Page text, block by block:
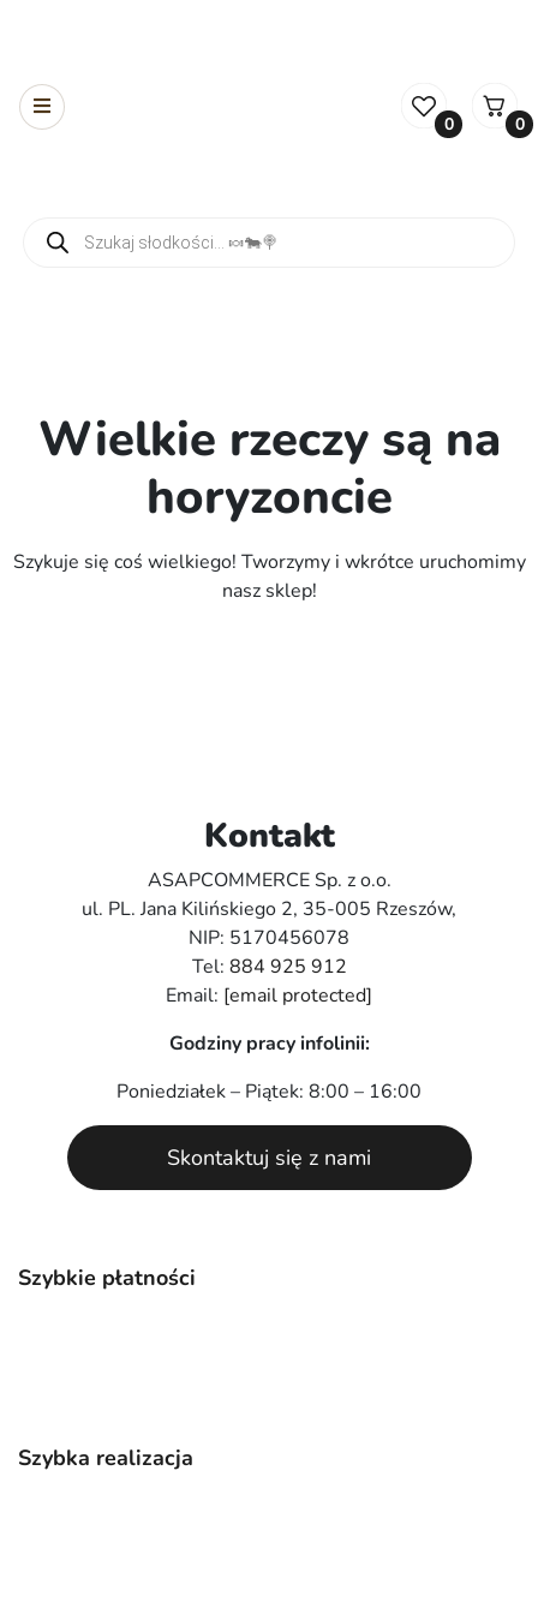
0 0
Wielkie rzeczy są na
horyzoncie
Szykuje się coś wielkiego! Tworzymy i wkrótce uruchomimy
nasz sklep!
Szybkie płatności
Szybka realizacja
Kontakt
ASAPCOMMERCE Sp. z o.o.
ul. PL. Jana Kilińskiego 2, 35-005 Rzeszów,
NIP: 5170456078
Tel: 884 925 912
Email: [email protected]
Godziny pracy infolinii:
Poniedziałek – Piątek: 8:00 – 16:00
Skontaktuj się z nami